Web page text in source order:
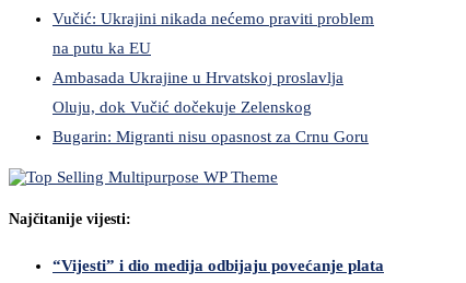
Vučić: Ukrajini nikada nećemo praviti problem
na putu ka EU
Ambasada Ukrajine u Hrvatskoj proslavlja
Oluju, dok Vučić dočekuje Zelenskog
Bugarin: Migranti nisu opasnost za Crnu Goru
Najčitanije vijesti:
“Vijesti” i dio medija odbijaju povećanje plata